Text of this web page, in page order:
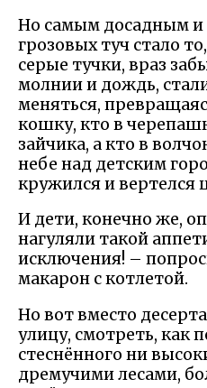
Но самым досадным и
грозовых туч стало
серые тучки, враз
молнии и дождь,
меняться,
кошку, кто в
зайчика, а кто в
небе над детским
кружился и вертелся
И дети, конечно же,
нагуляли такой
исключения! –
макарон с котлетой.
Но вот вместо
улицу, смотреть, как
стеснённого ни
дремучими лесами,